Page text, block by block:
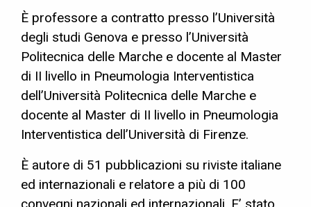
È professore a contratto presso l’Università
degli studi Genova e presso l’Università
Politecnica delle Marche e docente al Master
di II livello in Pneumologia Interventistica
dell’Università Politecnica delle Marche e
docente al Master di II livello in Pneumologia
Interventistica dell’Università di Firenze.
È autore di 51 pubblicazioni su riviste italiane
ed internazionali e relatore a più di 100
convegni nazionali ed internazionali. E’ stato